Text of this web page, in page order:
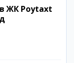
ЖК Poytaxt